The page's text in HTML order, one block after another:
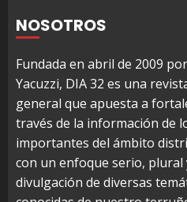
NOSOTROS
Fundada en abril de 2009
Yacuzzi, DIA 32 es una
general que apuesta a
través de la información de
importantes del ámbito
con un enfoque serio, plural
divulgación de diversas